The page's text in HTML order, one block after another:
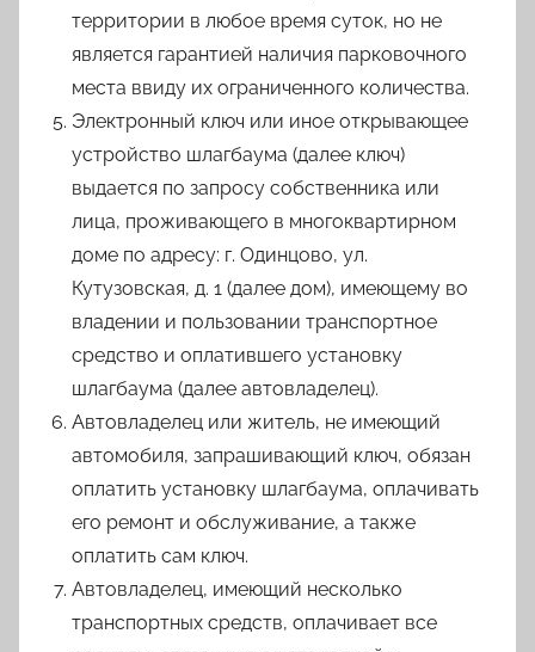
территории в любое время суток, но не
является гарантией наличия парковочного
места ввиду их ограниченного количества.
Электронный ключ или иное открывающее
устройство шлагбаума (далее ключ)
выдается по запросу собственника или
лица, проживающего в многоквартирном
доме по адресу: г. Одинцово, ул.
Кутузовская, д. 1 (далее дом), имеющему во
владении и пользовании транспортное
средство и оплатившего установку
шлагбаума (далее автовладелец).
Автовладелец или житель, не имеющий
автомобиля, запрашивающий ключ, обязан
оплатить установку шлагбаума, оплачивать
его ремонт и обслуживание, а также
оплатить сам ключ.
Автовладелец, имеющий несколько
транспортных средств, оплачивает все